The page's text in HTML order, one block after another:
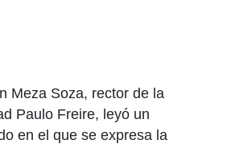
Meza Soza, rector de la
Paulo Freire, leyó un
en el que se expresa la